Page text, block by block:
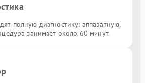
полную диагностику: аппаратную,
занимает около 60 минут.